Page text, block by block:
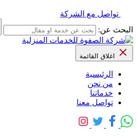
تواصل مع الشركة
البحث عن:
اغلاق القائمة
الرئيسية
من نحن
خدماتنا
تواصل معنا